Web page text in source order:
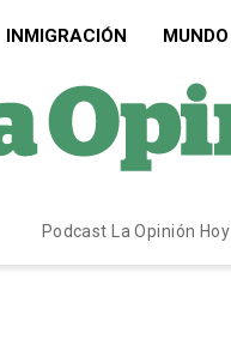
INMIGRACIÓN MUNDO
Podcast La Opinión Hoy